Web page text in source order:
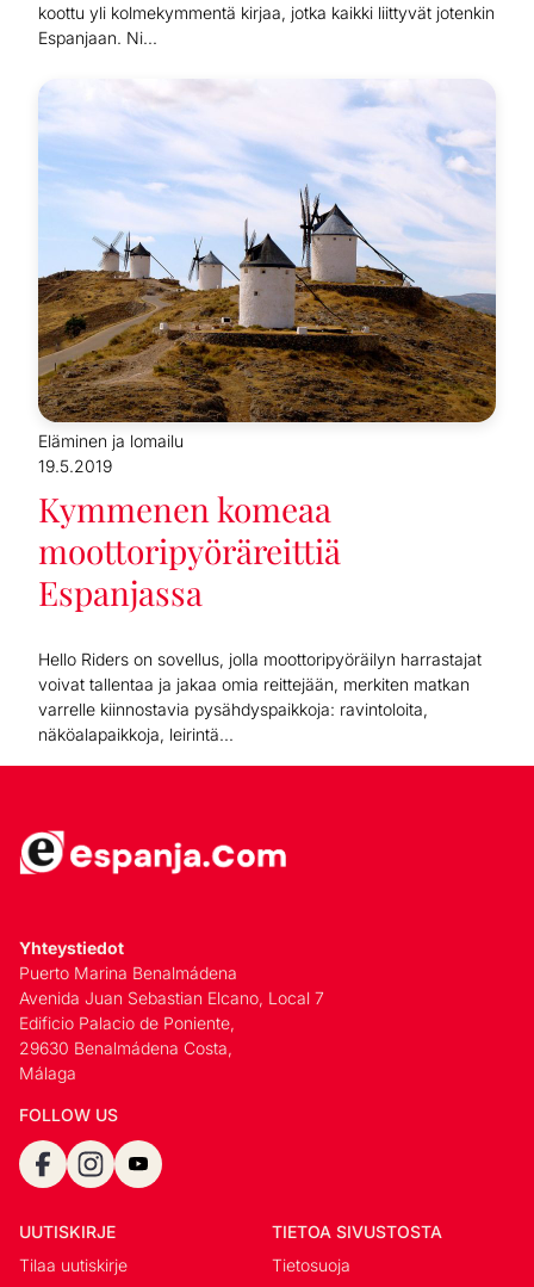
koottu yli kolmekymmentä kirjaa, jotka kaikki liittyvät jotenkin
Espanjaan. Ni...
Eläminen ja lomailu
19.5.2019
Kymmenen komeaa
moottoripyöräreittiä
Espanjassa
Hello Riders on sovellus, jolla moottoripyöräilyn harrastajat
voivat tallentaa ja jakaa omia reittejään, merkiten matkan
varrelle kiinnostavia pysähdyspaikkoja: ravintoloita,
näköalapaikkoja, leirintä...
Yhteystiedot
Puerto Marina Benalmádena
Avenida Juan Sebastian Elcano, Local 7
Edificio Palacio de Poniente,
29630 Benalmádena Costa,
Málaga
FOLLOW US
UUTISKIRJE
Tilaa uutiskirje
TIETOA SIVUSTOSTA
Tietosuoja